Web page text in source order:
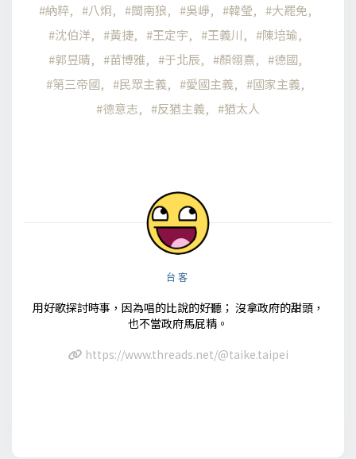
納粹 八炯 閩南狼 吳崢 韓瑩
大罷免
沈伯洋
黃捷 王定宇 王義川
陳培瑜
郭昱晴
苗博雅 于北辰 顏翎熹
德國
第三帝國
民眾主義 愛國主義
國家主義
德意志
反猶主義 猶太人
台客
用好歌探討時事，因為唱的比說的好聽； 沒拿政府的甜頭，
也不當政府馬屁精。
https://www.threads.net/@taike.taipei